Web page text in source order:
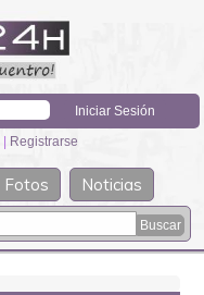
| Registrarse
Fotos
Noticias